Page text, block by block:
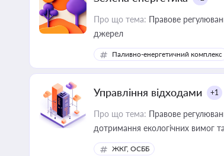
Про що тема: Правове
джерел
Паливно-енергетичний комплекс
Управління відходами +1
Про що тема: Правове
дотримання екологічних вимог
ЖКГ, ОСББ